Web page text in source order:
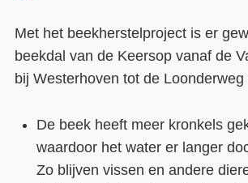
Met het beekherstelproject is er
beekdal van de Keersop vanaf de
bij Westerhoven tot de
De beek heeft meer kronkels
waardoor het water er langer
Zo blijven vissen en andere